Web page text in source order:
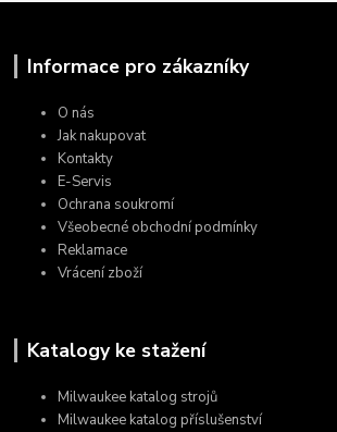
Informace pro zákazníky
O nás
Jak nakupovat
Kontakty
E-Servis
Ochrana soukromí
Všeobecné obchodní podmínky
Reklamace
Vrácení zboží
Katalogy ke stažení
Milwaukee katalog strojů
Milwaukee katalog příslušenství